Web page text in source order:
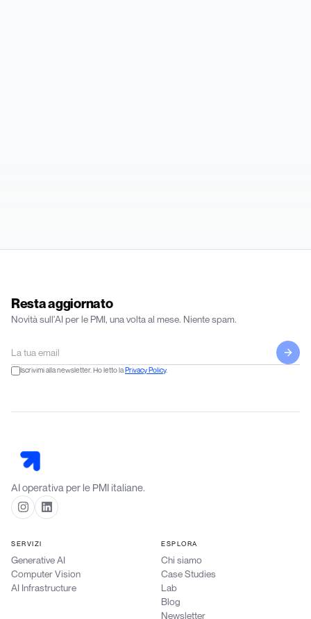
Resta aggiornato
Novità sull'AI per le PMI, una volta al mese. Niente spam.
Iscrivimi alla newsletter. Ho letto laPrivacy Policy.
AI operativa per le PMI italiane.
SERVIZI
Generative AI
Computer Vision
AI Infrastructure
ESPLORA
Chi siamo
Case Studies
Lab
Blog
Newsletter